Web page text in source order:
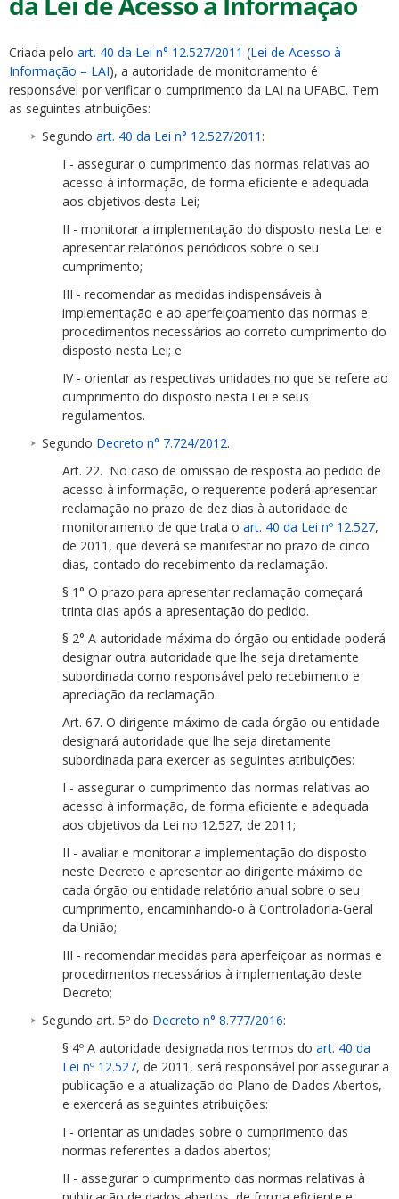
Criada pelo art. 40 da Lei n° 12.527/2011 (Lei de Acesso à
Informação – LAI), a autoridade de monitoramento é
responsável por verificar o cumprimento da LAI na UFABC. Tem
as seguintes atribuições:
Segundo art. 40 da Lei n° 12.527/2011 :
I - assegurar o cumprimento das normas relativas ao
acesso à informação, de forma eficiente e adequada
aos objetivos desta Lei;
II - monitorar a implementação do disposto nesta Lei e
apresentar relatórios periódicos sobre o seu
cumprimento;
III - recomendar as medidas indispensáveis à
implementação e ao aperfeiçoamento das normas e
procedimentos necessários ao correto cumprimento do
disposto nesta Lei; e
IV - orientar as respectivas unidades no que se refere ao
cumprimento do disposto nesta Lei e seus
regulamentos.
Segundo Decreto n° 7.724/2012.
Art. 22. No caso de omissão de resposta ao pedido de
acesso à informação, o requerente poderá apresentar
reclamação no prazo de dez dias à autoridade de
monitoramento de que trata o art. 40 da Lei nº 12.527,
de 2011, que deverá se manifestar no prazo de cinco
dias, contado do recebimento da reclamação.
§ 1° O prazo para apresentar reclamação começará
trinta dias após a apresentação do pedido.
§ 2° A autoridade máxima do órgão ou entidade poderá
designar outra autoridade que lhe seja diretamente
subordinada como responsável pelo recebimento e
apreciação da reclamação.
Art. 67. O dirigente máximo de cada órgão ou entidade
designará autoridade que lhe seja diretamente
subordinada para exercer as seguintes atribuições:
I - assegurar o cumprimento das normas relativas ao
acesso à informação, de forma eficiente e adequada
aos objetivos da Lei no 12.527, de 2011;
II - avaliar e monitorar a implementação do disposto
neste Decreto e apresentar ao dirigente máximo de
cada órgão ou entidade relatório anual sobre o seu
cumprimento, encaminhando-o à Controladoria-Geral
da União;
III - recomendar medidas para aperfeiçoar as normas e
procedimentos necessários à implementação deste
Decreto;
Segundo art. 5º do Decreto n° 8.777/2016:
§ 4º A autoridade designada nos termos do art. 40 da
Lei nº 12.527, de 2011, será responsável por assegurar a
publicação e a atualização do Plano de Dados Abertos,
e exercerá as seguintes atribuições:
I - orientar as unidades sobre o cumprimento das
normas referentes a dados abertos;
II - assegurar o cumprimento das normas relativas à